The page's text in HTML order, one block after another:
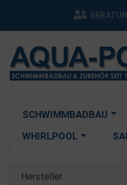
SCHWIMMBADBAU
WHIRLPOOL
Hersteller